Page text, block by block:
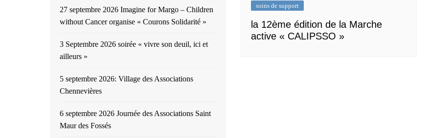
soins de support
la 12ème édition de la Marche
active « CALIPSSO »
27 septembre 2026 Imagine for Margo – Children
without Cancer organise « Courons Solidarité »
3 Septembre 2026 soirée « vivre son deuil, ici et
ailleurs »
5 septembre 2026: Village des Associations
Chennevières
6 septembre 2026 Journée des Associations Saint
Maur des Fossés